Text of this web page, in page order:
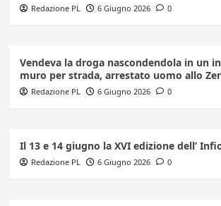
Redazione PL 6 Giugno 2026 0
Vendeva la droga nascondendola in un
muro per strada, arrestato uomo allo
Redazione PL 6 Giugno 2026 0
Il 13 e 14 giugno la XVI edizione dell’
Redazione PL 6 Giugno 2026 0